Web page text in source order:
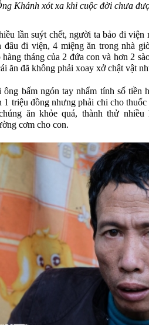
Khánh xót xa khi cuộc đời chưa
lần suýt chết, người ta bảo đi
đâu đi viện, 4 miệng ăn trong nhà
hàng tháng của 2 đứa con và hơn 2
ăn đã không phải xoay xở chật vật
ông bấm ngón tay nhẩm tính số tiền
1 triệu đồng nhưng phải chi cho
ăn khỏe quá, thành thử
cơm cho con.